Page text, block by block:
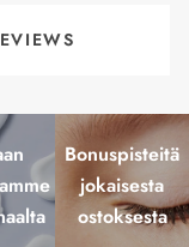
Bonuspisteitä
jokaisesta
ostoksesta